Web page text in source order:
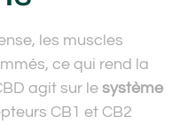
les muscles
ce qui rend la
agit sur le système
CB1 et CB2